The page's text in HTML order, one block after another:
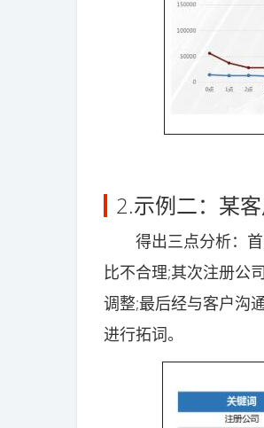
2.示例二：某
得出三点分析：首
比不合理;其次注册公
调整;最后经与客户沟
进行拓词。